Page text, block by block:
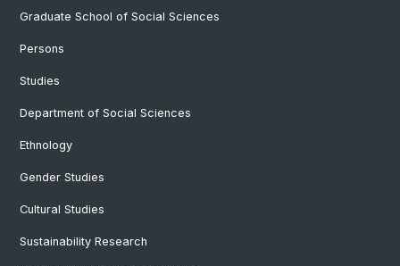
Graduate School of Social Sciences
Persons
Studies
Department of Social Sciences
Ethnology
Gender Studies
Cultural Studies
Sustainability Research